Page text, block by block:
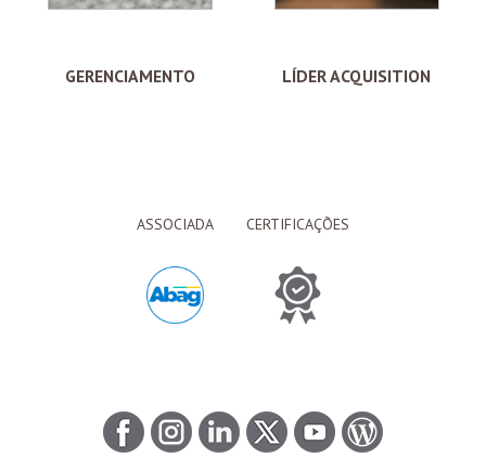
GERENCIAMENTO LÍDER ACQUISITION
ASSOCIADA CERTIFICAÇÕES